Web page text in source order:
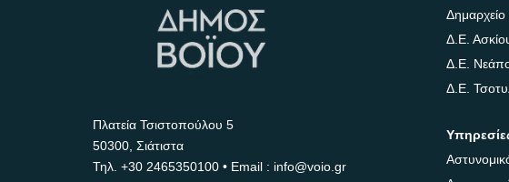
Πλατεία Τσιστοπούλου 5
50300, Σιάτιστα
Τηλ. +30 2465350100 • Email : info@voio.gr
Δημαρχείο
Δ.Ε.
Δ.Ε.
Δ.Ε.